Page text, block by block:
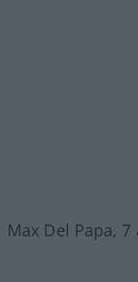
Max Del Papa,